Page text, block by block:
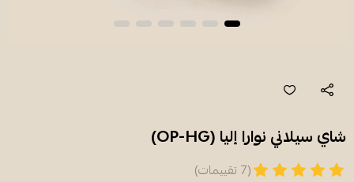
شاي سيلاني نوارا إليا (OP-HG)
(7 تقييمات)